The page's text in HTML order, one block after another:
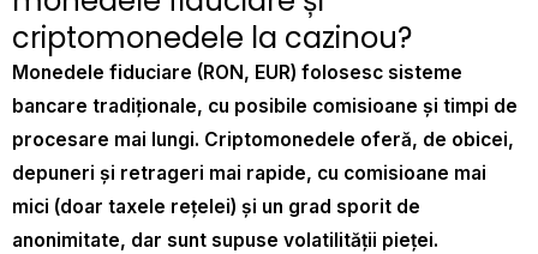
criptomonedele la cazinou?
Monedele fiduciare (RON, EUR) folosesc sisteme
bancare tradiționale, cu posibile comisioane și timpi de
procesare mai lungi. Criptomonedele oferă, de obicei,
depuneri și retrageri mai rapide, cu comisioane mai
mici (doar taxele rețelei) și un grad sporit de
anonimitate, dar sunt supuse volatilității pieței.